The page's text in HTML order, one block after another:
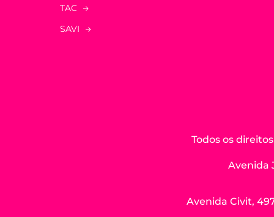
TAC
SAVI
Todos os
Avenida
Avenida Civit,